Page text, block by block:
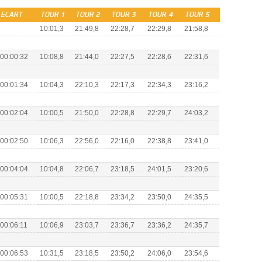
ECART TOUR 1 TOUR 2 TOUR 3 TOUR 4 TOUR 5
10:01,3 21:49,8 22:28,7 22:29,8 21:58,8
00:00:32 10:08,8 21:44,0 22:27,5 22:28,6 22:31,6
00:01:34 10:04,3 22:10,3 22:17,3 22:34,3 23:16,2
00:02:04 10:00,5 21:50,0 22:28,8 22:29,7 24:03,2
00:02:50 10:06,3 22:56,0 22:16,0 22:38,8 23:41,0
00:04:04 10:04,8 22:06,7 23:18,5 24:01,5 23:20,6
00:05:31 10:00,5 22:18,8 23:34,2 23:50,0 24:35,5
00:06:11 10:06,9 23:03,7 23:36,7 23:36,2 24:35,7
00:06:53 10:31,5 23:18,5 23:50,2 24:06,0 23:54,6